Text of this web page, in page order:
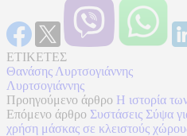
ΕΤΙΚΕΤΕΣ
Θανάσης Λυρτσογιάννης
Λυρτσογιάννης
Προηγούμενο άρθρο Η ιστορία
Επόμενο άρθρο Συστάσεις Σύψα
χρήση μάσκας σε κλειστούς